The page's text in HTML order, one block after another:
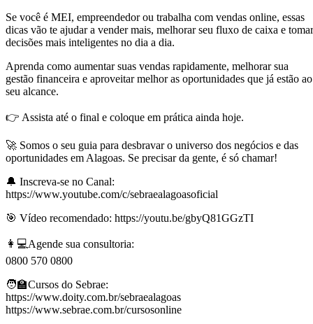
Se você é MEI, empreendedor ou trabalha com vendas online, essas
dicas vão te ajudar a vender mais, melhorar seu fluxo de caixa e tomar
decisões mais inteligentes no dia a dia.
Aprenda como aumentar suas vendas rapidamente, melhorar sua
gestão financeira e aproveitar melhor as oportunidades que já estão ao
seu alcance.
👉 Assista até o final e coloque em prática ainda hoje.
🚀 Somos o seu guia para desbravar o universo dos negócios e das
oportunidades em Alagoas. Se precisar da gente, é só chamar!
🔔 Inscreva-se no Canal:
https://www.youtube.com/c/sebraealagoasoficial
🎯 Vídeo recomendado: https://youtu.be/gbyQ81GGzTI
👩💻Agende sua consultoria:
0800 570 0800
🧑‍🏫Cursos do Sebrae:
https://www.doity.com.br/sebraealagoas
https://www.sebrae.com.br/cursosonline